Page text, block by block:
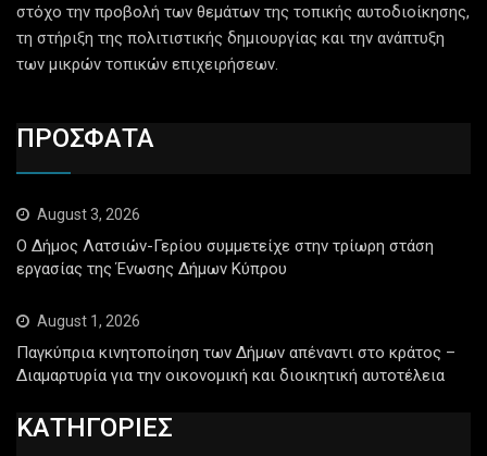
στόχο την προβολή των θεμάτων της τοπικής αυτοδιοίκησης,
τη στήριξη της πολιτιστικής δημιουργίας και την ανάπτυξη
των μικρών τοπικών επιχειρήσεων.
ΠΡΟΣΦΑΤΑ
August 3, 2026
Ο Δήμος Λατσιών-Γερίου συμμετείχε στην τρίωρη στάση
εργασίας της Ένωσης Δήμων Κύπρου
August 1, 2026
Παγκύπρια κινητοποίηση των Δήμων απέναντι στο κράτος –
Διαμαρτυρία για την οικονομική και διοικητική αυτοτέλεια
ΚΑΤΗΓΟΡΙΕΣ